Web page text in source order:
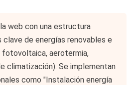
web con una estructura
de energías renovables e
aerotermia,
climatización). Se implementan
como "Instalación energía